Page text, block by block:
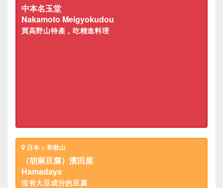
中本名玉堂
Nakamoto Meigyokudou
買高野山特產，吃精進料理
日本 > 和歌山
（胡麻豆腐）濱田屋
Hamadaya
沒有大豆成分的豆腐